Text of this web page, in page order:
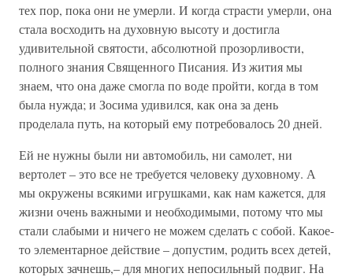
тех пор, пока они не умерли. И когда страсти умерли, она
стала восходить на духовную высоту и достигла
удивительной святости, абсолютной прозорливости,
полного знания Священного Писания. Из жития мы
знаем, что она даже смогла по воде пройти, когда в том
была нужда; и Зосима удивился, как она за день
проделала путь, на который ему потребовалось 20 дней.
Ей не нужны были ни автомобиль, ни самолет, ни
вертолет – это все не требуется человеку духовному. А
мы окружены всякими игрушками, как нам кажется, для
жизни очень важными и необходимыми, потому что мы
стали слабыми и ничего не можем сделать с собой. Какое-
то элементарное действие – допустим, родить всех детей,
которых зачнешь,– для многих непосильный подвиг. На